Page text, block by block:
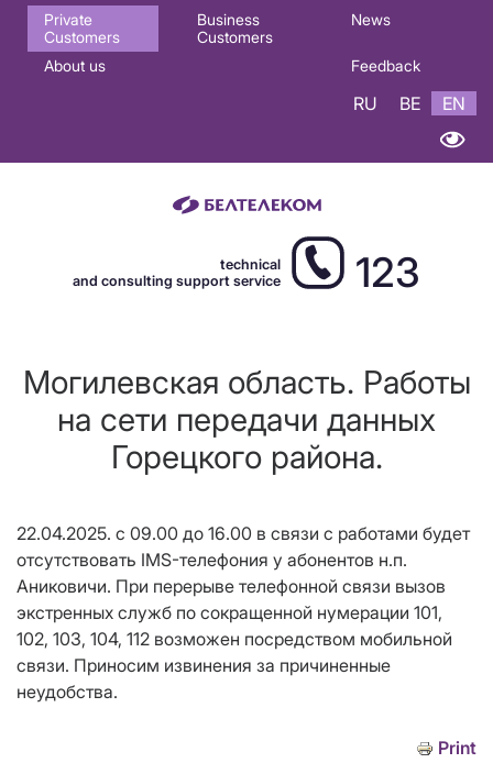
Основная
навигация
Private
Customers
Business
Customers
News
About us Feedback
RU BE EN
technical
and consulting support service
123
Могилевская область. Работы
на сети передачи данных
Горецкого района.
22.04.2025. с 09.00 до 16.00 в связи с работами будет
отсутствовать IMS-телефония у абонентов н.п.
Аниковичи. При перерыве телефонной связи вызов
экстренных служб по сокращенной нумерации 101,
102, 103, 104, 112 возможен посредством мобильной
связи. Приносим извинения за причиненные
неудобства.
Print